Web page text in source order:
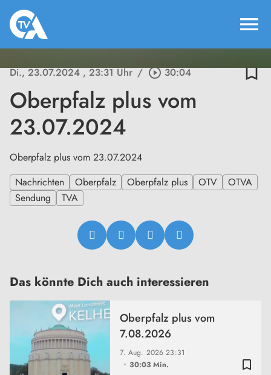
menu
Di., 23.07.2024, 23:31 Uhr / play_circle_outline30:04 bookmark_border
Oberpfalz plus vom
23.07.2024
Oberpfalz plus vom 23.07.2024
Nachrichten
Oberpfalz Oberpfalz plus OTV
OTVA
Sendung
TVA
Das könnte Dich auch interessieren
bookmark_border
7. Aug. 202623:31
30:03 Min.
Oberpfalz plus vom
7.08.2026